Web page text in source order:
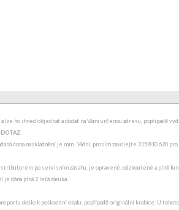
lze ho ihned objednat a dodat na Vámi určenou adresu, popřípadě
DOTAZ:
doba naskladnění je min. 14dní, prosím zavolejte 315 810 620
po servisním zásahu, je opravené, odzkoušené a plně
dána plná 2 letá záruka.
došlo k poškození obalu, popřípadě originální krabice. U